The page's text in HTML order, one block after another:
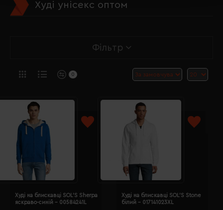
Худі унісекс оптом
Фільтр
0
Худі на блискавці SOL'S Sherpa
яскраво-синій - 00584241L
Худі на блискавці SOL'S Stone
білий - 017141023XL